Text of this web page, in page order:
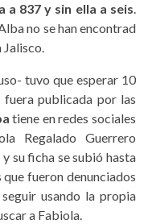
a 837 y sin ella a seis.
no se han encontrad
Jalisco.
tuvo que esperar 10
fuera publicada por las
tiene en redes sociales
Regalado Guerrero
su ficha se subió hasta
fueron denunciados
usando la propia
a Fabiola.